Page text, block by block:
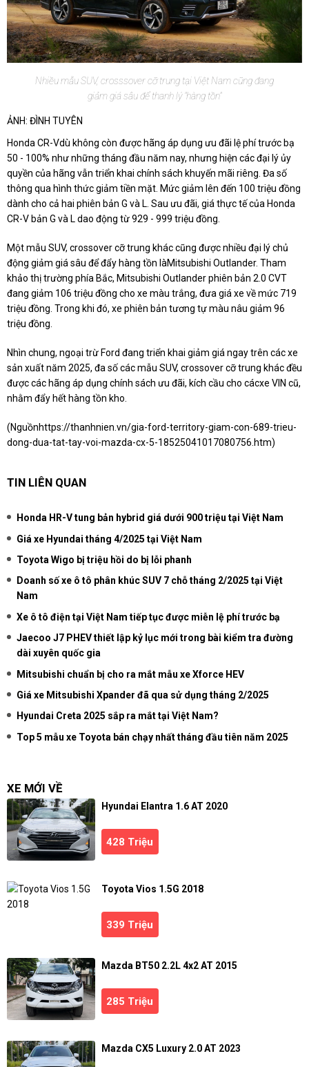
Nhiều mẫu SUV, crosssover cỡ trung tại Việt Nam cũng đang
giảm giá sâu để thanh lý "hàng tồn"
ẢNH: ĐÌNH TUYÊN
Honda CR-Vdù không còn được hãng áp dụng ưu đãi lệ phí trước bạ
50 - 100% như những tháng đầu năm nay, nhưng hiện các đại lý ủy
quyền của hãng vẫn triển khai chính sách khuyến mãi riêng. Đa số
thông qua hình thức giảm tiền mặt. Mức giảm lên đến 100 triệu đồng
dành cho cả hai phiên bản G và L. Sau ưu đãi, giá thực tế của Honda
CR-V bản G và L dao động từ 929 - 999 triệu đồng.
Một mẫu SUV, crossover cỡ trung khác cũng được nhiều đại lý chủ
động giảm giá sâu để đẩy hàng tồn làMitsubishi Outlander. Tham
khảo thị trường phía Bắc, Mitsubishi Outlander phiên bản 2.0 CVT
đang giảm 106 triệu đồng cho xe màu trắng, đưa giá xe về mức 719
triệu đồng. Trong khi đó, xe phiên bản tương tự màu nâu giảm 96
triệu đồng.
Nhìn chung, ngoại trừ Ford đang triển khai giảm giá ngay trên các xe
sản xuất năm 2025, đa số các mẫu SUV, crossover cỡ trung khác đều
được các hãng áp dụng chính sách ưu đãi, kích cầu cho cácxe VIN cũ,
nhằm đẩy hết hàng tồn kho.
(Nguồnhttps://thanhnien.vn/gia-ford-territory-giam-con-689-trieu-
dong-dua-tat-tay-voi-mazda-cx-5-18525041017080756.htm)
TIN LIÊN QUAN
Honda HR-V tung bản hybrid giá dưới 900 triệu tại Việt Nam
Giá xe Hyundai tháng 4/2025 tại Việt Nam
Toyota Wigo bị triệu hồi do bị lỗi phanh
Doanh số xe ô tô phân khúc SUV 7 chỗ tháng 2/2025 tại Việt
Nam
Xe ô tô điện tại Việt Nam tiếp tục được miễn lệ phí trước bạ
Jaecoo J7 PHEV thiết lập kỷ lục mới trong bài kiểm tra đường
dài xuyên quốc gia
Mitsubishi chuẩn bị cho ra mắt mẫu xe Xforce HEV
Giá xe Mitsubishi Xpander đã qua sử dụng tháng 2/2025
Hyundai Creta 2025 sắp ra mắt tại Việt Nam?
Top 5 mẫu xe Toyota bán chạy nhất tháng đầu tiên năm 2025
XE MỚI VỀ
Hyundai Elantra 1.6 AT 2020
428 Triệu
Toyota Vios 1.5G 2018
339 Triệu
Mazda BT50 2.2L 4x2 AT 2015
285 Triệu
Mazda CX5 Luxury 2.0 AT 2023